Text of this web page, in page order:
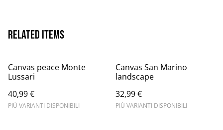
Related items
Canvas peace Monte
Lussari
40,99 €
PIÙ VARIANTI DISPONIBILI
Canvas San Marino
landscape
32,99 €
PIÙ VARIANTI DISPONIBILI